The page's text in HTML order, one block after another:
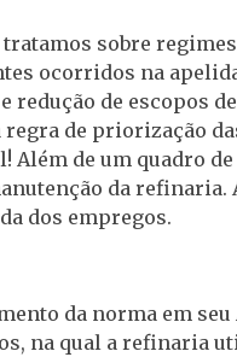
tratamos sobre
ocorridos na
redução de escopos
de priorização
Além de um quadro
da
dos empregos.
da norma em
na qual a refinaria